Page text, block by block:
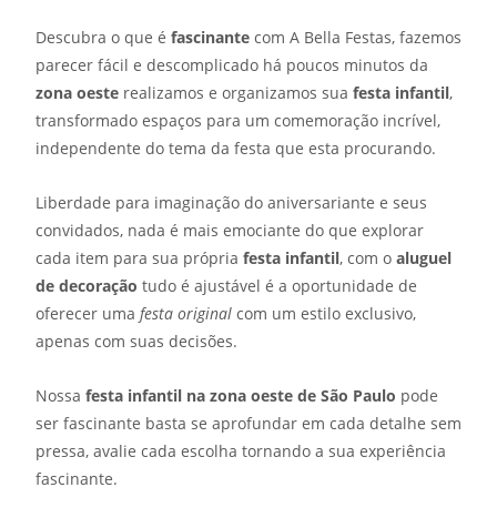
Descubra o que é fascinante com A Bella Festas, fazemos
parecer fácil e descomplicado há poucos minutos da
zona oeste realizamos e organizamos sua festa infantil,
transformado espaços para um comemoração incrível,
independente do tema da festa que esta procurando.
Liberdade para imaginação do aniversariante e seus
convidados, nada é mais emociante do que explorar
cada item para sua própria festa infantil, com o aluguel
de decoração tudo é ajustável é a oportunidade de
oferecer uma festa original com um estilo exclusivo,
apenas com suas decisões.
Nossa festa infantil na zona oeste de São Paulo pode
ser fascinante basta se aprofundar em cada detalhe sem
pressa, avalie cada escolha tornando a sua experiência
fascinante.